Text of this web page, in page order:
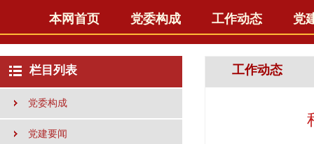
本网首页 党委构成 工作动态 党
栏目列表
党委构成
党建要闻
工作动态